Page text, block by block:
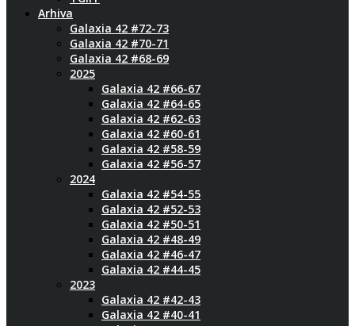
Arhiva
Galaxia 42 #72-73
Galaxia 42 #70-71
Galaxia 42 #68-69
2025
Galaxia 42 #66-67
Galaxia 42 #64-65
Galaxia 42 #62-63
Galaxia 42 #60-61
Galaxia 42 #58-59
Galaxia 42 #56-57
2024
Galaxia 42 #54-55
Galaxia 42 #52-53
Galaxia 42 #50-51
Galaxia 42 #48-49
Galaxia 42 #46-47
Galaxia 42 #44-45
2023
Galaxia 42 #42-43
Galaxia 42 #40-41